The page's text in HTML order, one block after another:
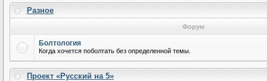
Разное
Форум
Болтология
Когда хочется поболтать без определенной темы.
Проект «Русский на 5»